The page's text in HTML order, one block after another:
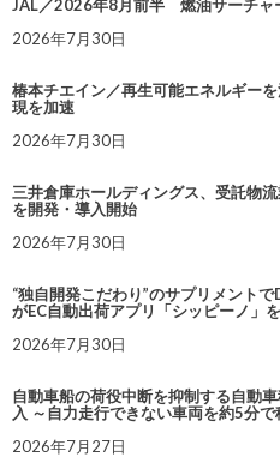
JAL／2026年8月前半 燃油サーチャ
2026年7月30日
椿本チエイン／再生可能エネルギー
現を加速
2026年7月30日
三井倉庫ホールディングス、受託物
を開発・導入開始
2026年7月30日
“独自開発こだわり”のサプリメント
がEC自動出荷アプリ「シッピーノ」
2026年7月30日
自動車船の荷役中断を抑制する自動
入 ～自力走行できない車両を約5分で
2026年7月27日